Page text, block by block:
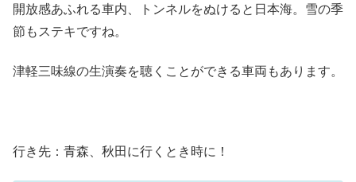
開放感あふれる車内、トンネルをぬけると日本海。雪の季
節もステキですね。
津軽三味線の生演奏を聴くことができる車両もあります。
行き先：青森、秋田に行くとき時に！